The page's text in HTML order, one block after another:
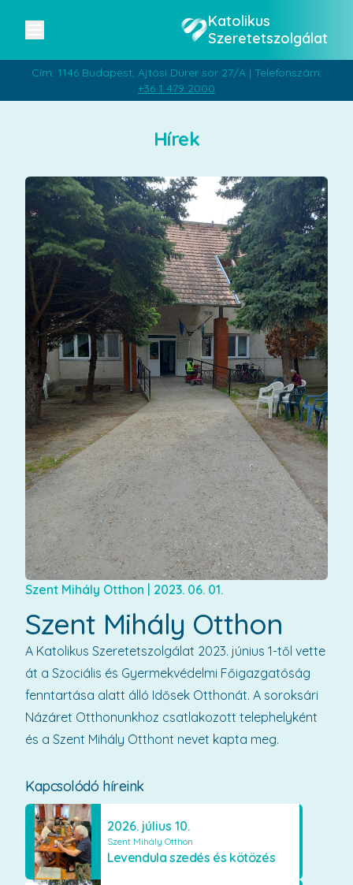
Katolikus
Szeretetszolgálat
Cím: 1146 Budapest, Ajtósi Dürer sor 27/A | Telefonszám:
+36 1 479 2000
Hírek
Kapcsolódó híreink
2026. július 10.
Szent Mihály Otthon
Levendula szedés és kötözés
Szent Mihály Otthon 2023. 06. 01.
Szent Mihály Otthon
A Katolikus Szeretetszolgálat 2023. június 1-től vette
át a Szociális és Gyermekvédelmi Főigazgatóság
fenntartása alatt álló Idősek Otthonát. A soroksári
Názáret Otthonunkhoz csatlakozott telephelyként
és a Szent Mihály Otthont nevet kapta meg.